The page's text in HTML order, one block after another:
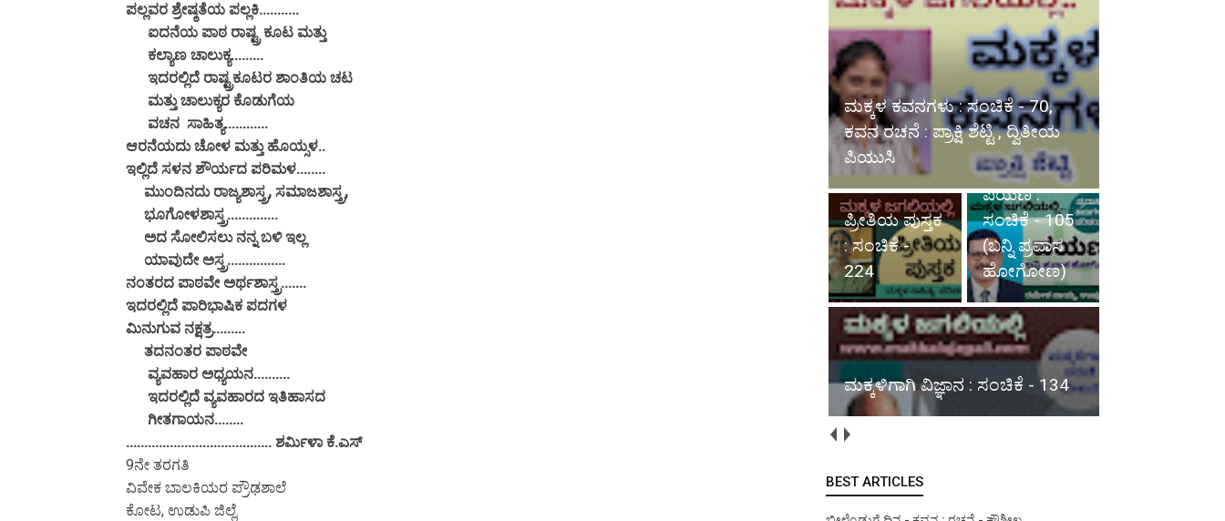
ಪಲ್ಲವರ ಶ್ರೇಷ್ಠತೆಯ ಪಲ್ಲಕಿ...........
ಐದನೆಯ ಪಾಠ ರಾಷ್ಟ್ರ ಕೂಟ ಮತ್ತು
ಕಲ್ಯಾಣ ಚಾಲುಕ್ಯ.........
ಇದರಲ್ಲಿದೆ ರಾಷ್ಟ್ರಕೂಟರ ಶಾಂತಿಯ ಚಟ
ಮತ್ತು ಚಾಲುಕ್ಯರ ಕೊಡುಗೆಯ
ವಚನ ಸಾಹಿತ್ಯ............
ಆರನೆಯದು ಚೋಳ ಮತ್ತು ಹೊಯ್ಸಳ..
ಇಲ್ಲಿದೆ ಸಳನ ಶೌರ್ಯದ ಪರಿಮಳ........
ಮುಂದಿನದು ರಾಜ್ಯಶಾಸ್ತ್ರ, ಸಮಾಜಶಾಸ್ತ್ರ,
ಭೂಗೋಳಶಾಸ್ತ್ರ..............
ಅದ ಸೋಲಿಸಲು ನನ್ನ ಬಳಿ ಇಲ್ಲ
ಯಾವುದೇ ಅಸ್ತ್ರ................
ನಂತರದ ಪಾಠವೇ ಅರ್ಥಶಾಸ್ತ್ರ.......
ಇದರಲ್ಲಿದೆ ಪಾರಿಭಾಷಿಕ ಪದಗಳ
ಮಿನುಗುವ ನಕ್ಷತ್ರ.........
ತದನಂತರ ಪಾಠವೇ
ವ್ಯವಹಾರ ಅಧ್ಯಯನ..........
ಇದರಲ್ಲಿದೆ ವ್ಯವಹಾರದ ಇತಿಹಾಸದ
ಗೀತಗಾಯನ........
........................................ ಶರ್ಮಿಳಾ ಕೆ.ಎಸ್
9ನೇ ತರಗತಿ
ವಿವೇಕ ಬಾಲಕಿಯರ ಪ್ರೌಢಶಾಲೆ
ಕೋಟ, ಉಡುಪಿ ಜಿಲ್ಲೆ.
ಪ್ರೀತಿಯ ಪುಸ್ತಕ : ಸಂಚಿಕೆ - 224
ಪಯಣ :
ಸಂಚಿಕೆ - 105
(ಬನ್ನಿ ಪ್ರವಾಸ
ಹೋಗೋಣ)
ಮಕ್ಕಳಿಗಾಗಿ
ವಿಜ್ಞಾನ :
ಸಂಚಿಕೆ - 134
ಮಳೆಯ ವಿಶೇಷ ಅನುಭವ : ಸಂಚಿಕೆ -
02
BEST ARTICLES